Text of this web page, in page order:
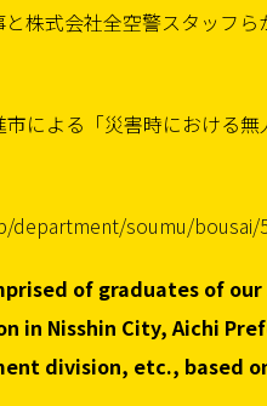
株式会社全空警スタッフ
による「災害時における
department/soumu/
of graduates of
in Nisshin City, Aichi
division, etc., based